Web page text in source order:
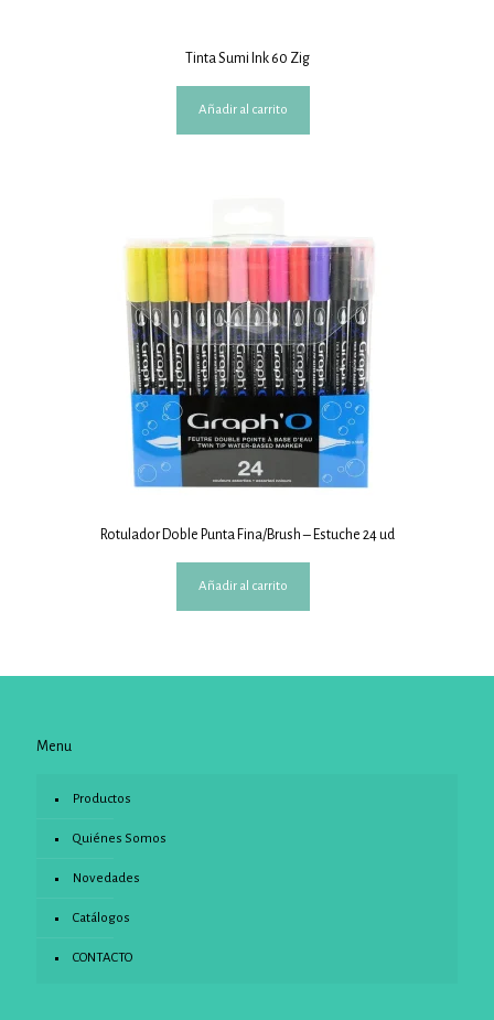
Tinta Sumi Ink 60 Zig
Añadir al carrito
Rotulador Doble Punta Fina/Brush – Estuche 24 ud
Añadir al carrito
Menu
Productos
Quiénes Somos
Novedades
Catálogos
CONTACTO